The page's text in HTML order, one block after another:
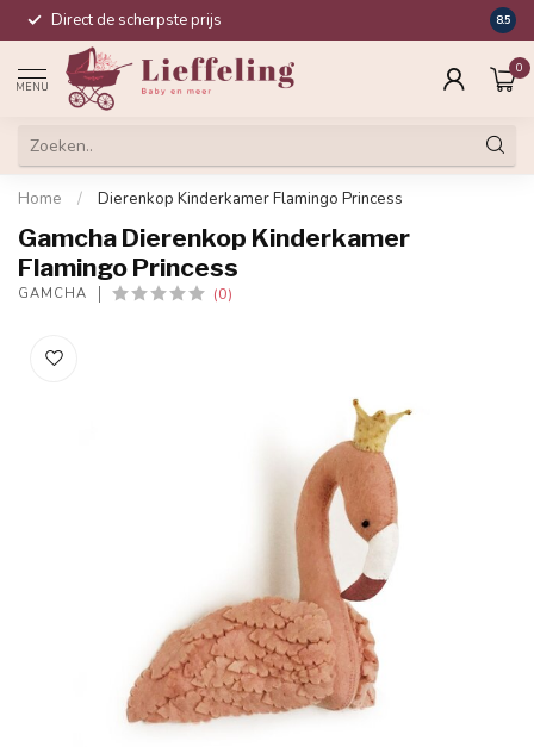
Direct de scherpste prijs 8.5
MENU
0
Home / Dierenkop Kinderkamer Flamingo Princess
Gamcha Dierenkop Kinderkamer
Flamingo Princess
GAMCHA (0)